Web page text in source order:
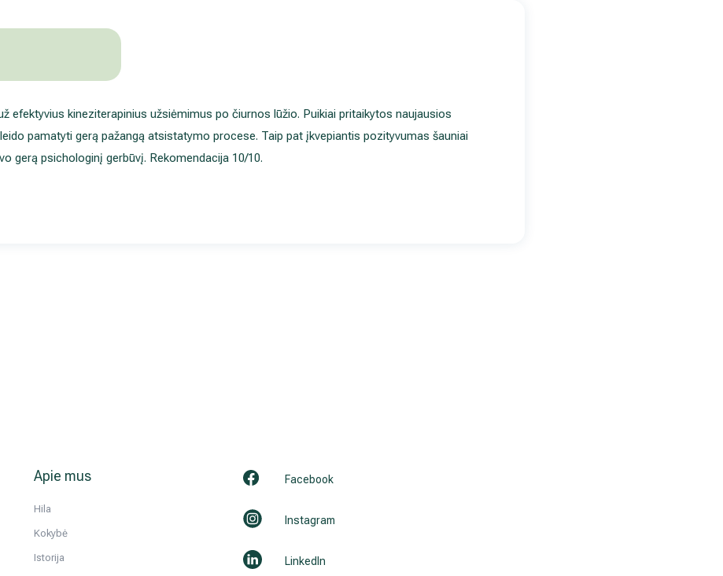
efektyvius kineziterapinius užsiėmimus po čiurnos lūžio. Puikiai pritaikytos naujausios
pamatyti gerą pažangą atsistatymo procese. Taip pat įkvepiantis pozityvumas šauniai
gerą psichologinį gerbūvį. Rekomendacija 10/10.
Apie mus
Hila
Kokybė
Istorija
Facebook
Instagram
LinkedIn